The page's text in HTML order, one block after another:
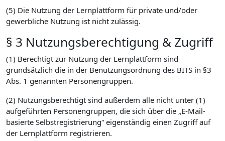
(5) Die Nutzung der Lernplattform für private und/oder
gewerbliche Nutzung ist nicht zulässig.
§ 3 Nutzungsberechtigung & Zugriff
(1) Berechtigt zur Nutzung der Lernplattform sind
grundsätzlich die in der Benutzungsordnung des BITS in §3
Abs. 1 genannten Personengruppen.
(2) Nutzungsberechtigt sind außerdem alle nicht unter (1)
aufgeführten Personengruppen, die sich über die „E-Mail-
basierte Selbstregistrierung“ eigenständig einen Zugriff auf
der Lernplattform registrieren.